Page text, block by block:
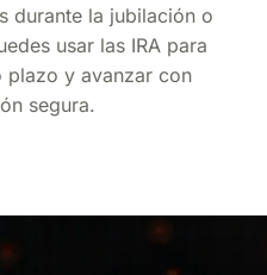
durante la jubilación o
usar las IRA para
plazo y avanzar con
segura.